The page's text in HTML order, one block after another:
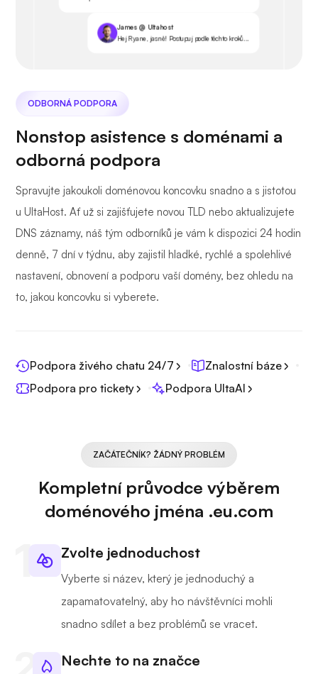
James @ Ultahost
Hej Ryane, jasně! Postupuj podle těchto kroků...
ODBORNÁ PODPORA
Nonstop asistence s doménami a
odborná podpora
Spravujte jakoukoli doménovou koncovku snadno a s jistotou
u UltaHost. Ať už si zajišťujete novou TLD nebo aktualizujete
DNS záznamy, náš tým odborníků je vám k dispozici 24 hodin
denně, 7 dní v týdnu, aby zajistil hladké, rychlé a spolehlivé
nastavení, obnovení a podporu vaší domény, bez ohledu na
to, jakou koncovku si vyberete.
Podpora živého chatu 24/7
Znalostní báze
Podpora pro tickety
Podpora UltaAI
ZAČÁTEČNÍK? ŽÁDNÝ PROBLÉM
Kompletní průvodce výběrem
doménového jména .eu.com
Zvolte jednoduchost
Vyberte si název, který je jednoduchý a
zapamatovatelný, aby ho návštěvníci mohli
snadno sdílet a bez problémů se vracet.
Nechte to na značce